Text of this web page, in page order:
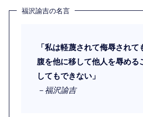
福沢諭吉の名言
「私は軽蔑されて侮辱されて
腹を他に移して他人を辱める
してもできない」
－福沢諭吉